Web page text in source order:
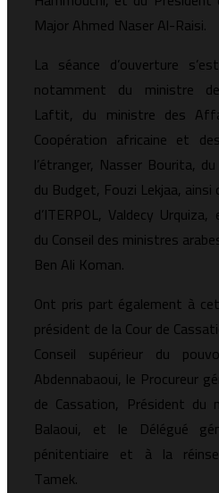
Major Ahmed Naser Al-Raisi.
La séance d’ouverture
notamment du ministre
Laftit, du ministre des
Coopération africaine et
l’étranger, Nasser Bourita,
du Budget, Fouzi Lekjaa,
d’ITERPOL, Valdecy
du Conseil des ministres
Ben Ali Koman.
Ont pris part également à
président de la Cour de
Conseil supérieur du
Abdennabaoui, le Procureur
de Cassation, Président du
Balaoui, et le Délégué
pénitentiaire et à la
Tamek.